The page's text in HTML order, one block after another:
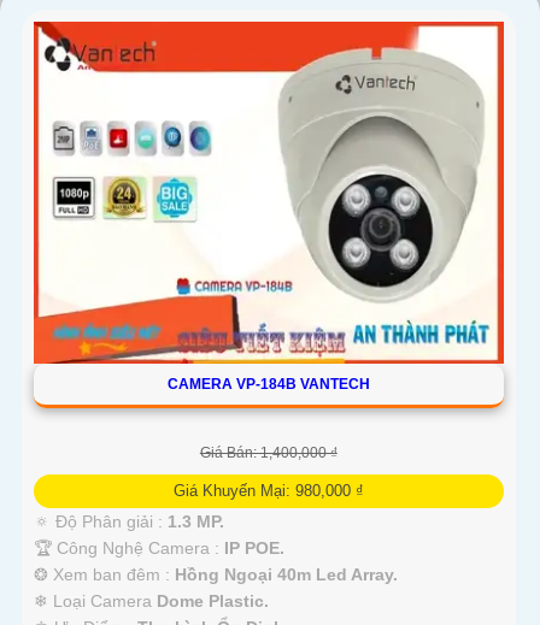
CAMERA VP-184B VANTECH
Giá Bán: 1,400,000 ₫
Giá Khuyến Mại: 980,000 ₫
🔅 Độ Phân giải : 1.3 MP.
🏆 Công Nghệ Camera : IP POE.
❂ Xem ban đêm : Hồng Ngoại 40m Led Array.
❄ Loại Camera Dome Plastic.